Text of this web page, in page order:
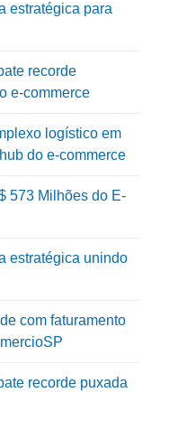
estratégica para
recorde
e-commerce
logístico em
do e-commerce
573 Milhões do E-
estratégica unindo
com faturamento
recorde puxada